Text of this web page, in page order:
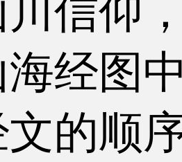
信仰
经图
文的顺